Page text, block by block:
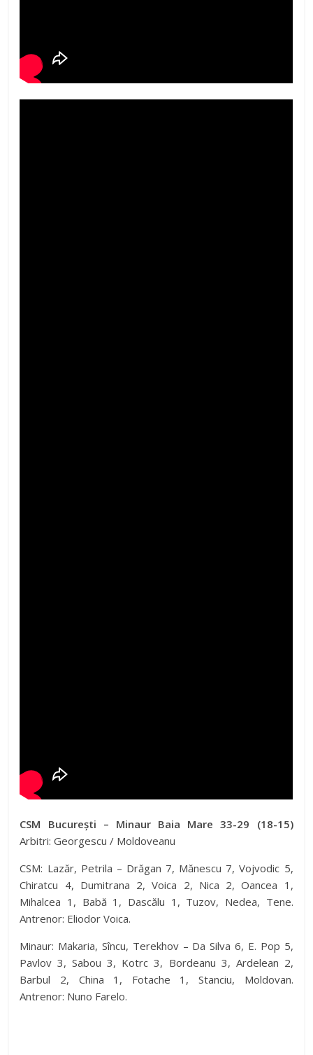
CSM București – Minaur Baia Mare 33-29 (18-15)
Arbitri: Georgescu / Moldoveanu
CSM: Lazăr, Petrila – Drăgan 7, Mănescu 7, Vojvodic 5,
Chiratcu 4, Dumitrana 2, Voica 2, Nica 2, Oancea 1,
Mihalcea 1, Babă 1, Dascălu 1, Tuzov, Nedea, Tene.
Antrenor: Eliodor Voica.
Minaur: Makaria, Sîncu, Terekhov – Da Silva 6, E. Pop 5,
Pavlov 3, Sabou 3, Kotrc 3, Bordeanu 3, Ardelean 2,
Barbul 2, China 1, Fotache 1, Stanciu, Moldovan.
Antrenor: Nuno Farelo.